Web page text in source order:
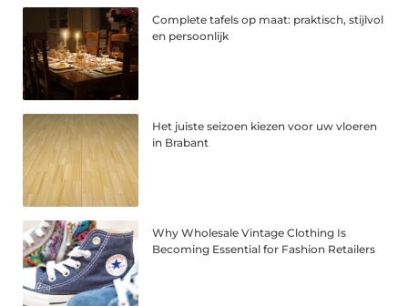
Complete tafels op maat: praktisch, stijlvol
en persoonlijk
Het juiste seizoen kiezen voor uw vloeren
in Brabant
Why Wholesale Vintage Clothing Is
Becoming Essential for Fashion Retailers